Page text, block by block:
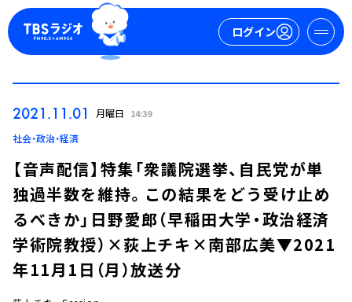
ログイン
2021.11.01 月曜日 14:39
社会・政治・経済
【音声配信】特集「衆議院選挙、自民党が単
独過半数を維持。この結果をどう受け止め
るべきか」日野愛郎（早稲田大学・政治経済
学術院教授）×荻上チキ×南部広美▼2021
年11月1日（月）放送分